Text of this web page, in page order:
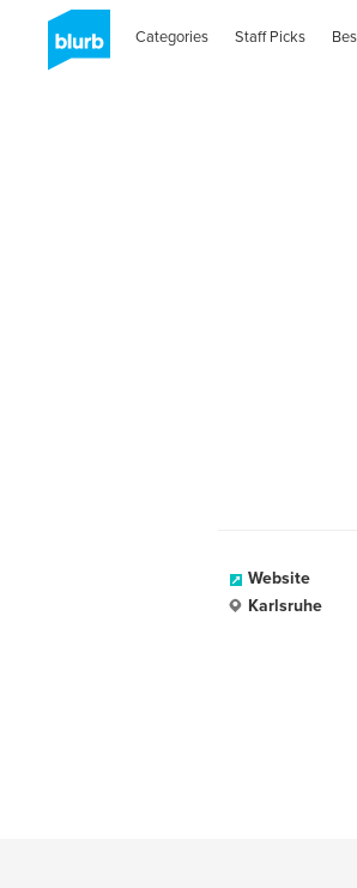
Categories Staff Picks
Website
Karlsruhe